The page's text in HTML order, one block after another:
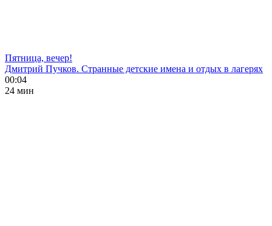
Пятница, вечер!
Дмитрий Пучков. Странные детские имена и отдых в лагерях
00:04
24 мин